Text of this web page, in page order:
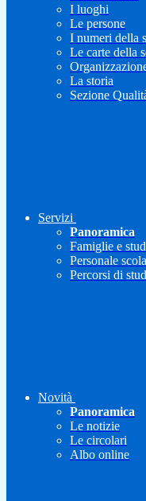
I luoghi
Le persone
I numeri della
Le carte della
La storia
Sezione
Servizi
Panoramica
Famiglie e
Personale
Percorsi di
Novità
Panoramica
Le notizie
Le circolari
Albo online